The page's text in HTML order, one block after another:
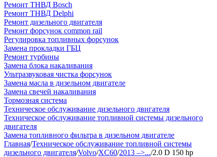
Ремонт ТНВД Bosch
Ремонт ТНВД Delphi
Ремонт дизельного двигателя
Ремонт форсунок common rail
Регулировка топливных форсунок
Замена прокладки ГБЦ
Ремонт турбины
Замена блока накаливания
Ультразвуковая чистка форсунок
Замена масла в дизельном двигателе
Замена свечей накаливания
Тормозная система
Техническое обслуживание дизельного двигателя
Техническое обслуживание топливной системы дизельного
двигателя
Замена топливного фильтра в дизельном двигателе
Главная/Техническое обслуживание топливной системы
дизельного двигателя/Volvo/XC60/2013 –>.../2.0 D 150 hp